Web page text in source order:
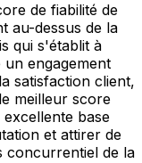
de fiabilité de
au-dessus de la
qui s'établit à
engagement
satisfaction client,
meilleur score
base
et attirer de
concurrentiel de la